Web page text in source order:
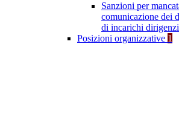
Sanzioni per
comunicazione dei
di incarichi
Posizioni organizzative 1